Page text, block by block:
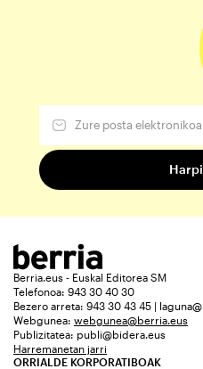
Berria.eus - Euskal Editorea SM
Telefonoa: 943 30 40 30
Bezero arreta: 943 30 43 45 |
Webgunea: webgunea@berria.eus
Publizitatea: publi@bidera.eus
Harremanetan jarri
ORRIALDE KORPORATIBOAK